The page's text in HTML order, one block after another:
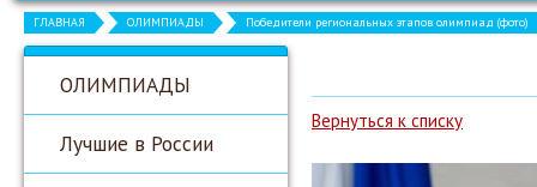
ГЛАВНАЯ ОЛИМПИАДЫ Победители региональных этапов олимпиад (фото)
ОЛИМПИАДЫ
Лучшие в России
Вернуться к списку